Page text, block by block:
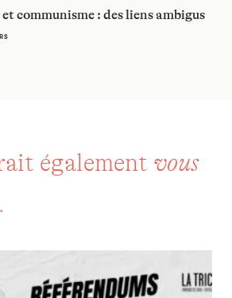
communisme : des liens ambigus
également vous